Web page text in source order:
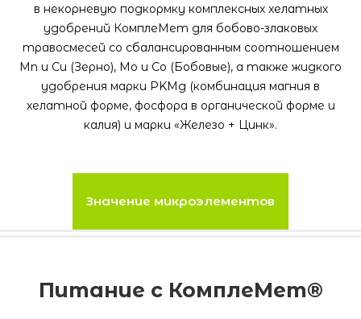
в некорневую подкормку комплексных хелатных
удобрений КомплеМет для бобово-злаковых
травосмесей со сбалансированным соотношением
Мn и Cu (Зерно), Мо и Со (Бобовые), а также жидкого
удобрения марки PKМg (комбинация магния в
хелатной форме, фосфора в органической форме и
калия) и марки «Железо + Цинк».
Значение микроэлементов
Питание с КомплеМет®